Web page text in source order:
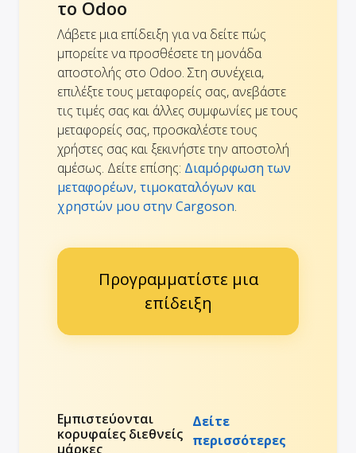
το Odoo
Λάβετε μια επίδειξη για να δείτε πώς
μπορείτε να προσθέσετε τη μονάδα
αποστολής στο Odoo. Στη συνέχεια,
επιλέξτε τους μεταφορείς σας, ανεβάστε
τις τιμές σας και άλλες συμφωνίες με τους
μεταφορείς σας, προσκαλέστε τους
χρήστες σας και ξεκινήστε την αποστολή
αμέσως. Δείτε επίσης: Διαμόρφωση των
μεταφορέων, τιμοκαταλόγων και
χρηστών μου στην Cargoson.
Προγραμματίστε μια
επίδειξη
Εμπιστεύονται
κορυφαίες διεθνείς
μάρκες
Δείτε
περισσότερες